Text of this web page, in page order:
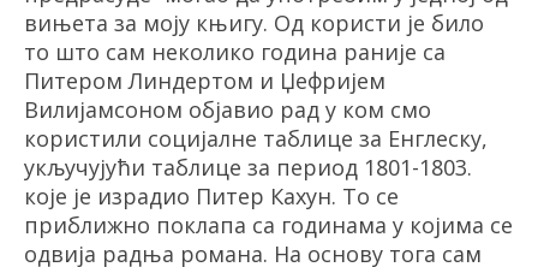
вињета за моју књигу. Од користи је било
то што сам неколико година раније са
Питером Линдертом и Џефријем
Вилијамсоном објавио рад у ком смо
користили социјалне таблице за Енглеску,
укључујући таблице за период 1801-1803.
које је израдио Питер Кахун. То се
приближно поклапа са годинама у којима се
одвија радња романа. На основу тога сам